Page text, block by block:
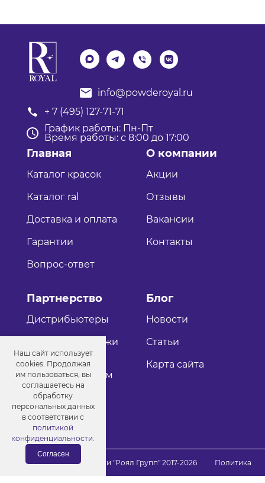
info@powderoyal.ru
+ 7 (495) 127-71-71
График работы: Пн-Пт
Время работы: с 8:00 до 17:00
Главная
Каталог красок
Каталог ral
Доставка и оплата
Гарантии
Вопрос-ответ
О компании
Акции
Отзывы
Вакансии
Контакты
Партнерство
Дистрибьютеры
Оптовые продажи
Как стать
дистрибьютером
Блог
Новости
Статьи
Карта сайта
© Порошковые краски "Роял Групп" 2017-2026
Политика
конфиденциальности
Наш сайт использует
cookies. Продолжая
им пользоваться, вы
соглашаетесь на
обработку
персональных данных
в соответствии с
политикой
конфиденциальности.
Согласен